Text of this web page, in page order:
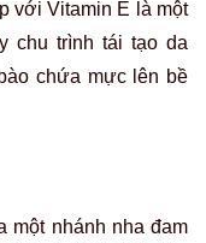
cũng thường được
trong các
cách xóa
vitamin (đặc biệt là